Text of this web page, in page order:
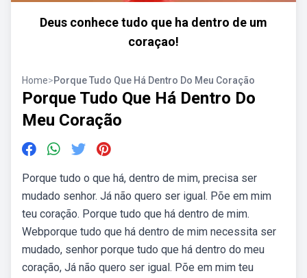
Deus conhece tudo que ha dentro de um
coraçao!
Home>Porque Tudo Que Há Dentro Do Meu Coração
Porque Tudo Que Há Dentro Do
Meu Coração
Porque tudo o que há, dentro de mim, precisa ser
mudado senhor. Já não quero ser igual. Põe em mim
teu coração. Porque tudo que há dentro de mim.
Webporque tudo que há dentro de mim necessita ser
mudado, senhor porque tudo que há dentro do meu
coração, Já não quero ser igual. Põe em mim teu